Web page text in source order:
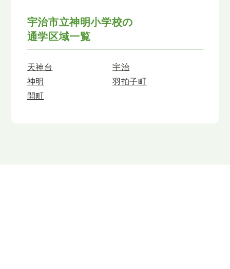
宇治市立神明小学校の
通学区域一覧
天神台
宇治
神明
羽拍子町
開町